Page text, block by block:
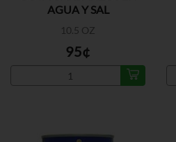
AGUA Y SAL
10.5 OZ
95¢